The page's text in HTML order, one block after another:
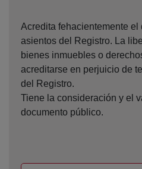
Acredita fehacientemente el
asientos del Registro. La
bienes inmuebles o
acreditarse en perjuicio de
del Registro.
Tiene la consideración y el
documento público.